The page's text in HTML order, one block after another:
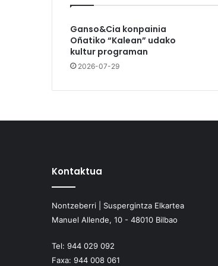
Ganso&Cia konpainia
Oñatiko “Kalean” udako
kultur programan
2026-07-29
Kontaktua
Nontzeberri | Suspergintza Elkartea
Manuel Allende, 10 - 48010 Bilbao
Tel: 944 029 092
Faxa: 944 008 061